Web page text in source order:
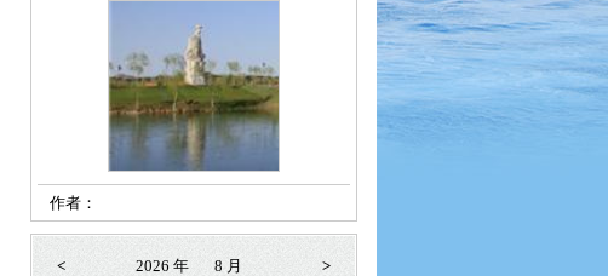
作者：
< 2026 年 8 月 >